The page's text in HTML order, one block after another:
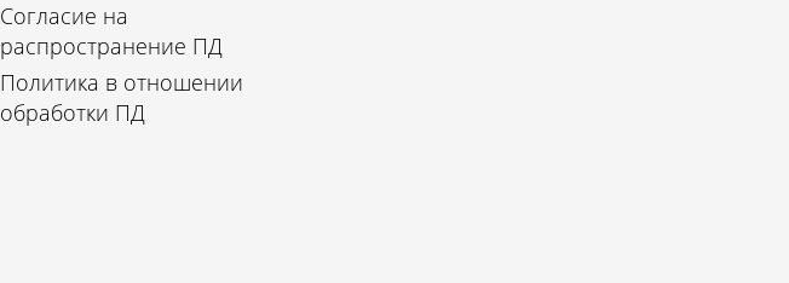
Согласие на
распространение ПД
Политика в отношении
обработки ПД